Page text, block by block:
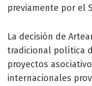
previamente por el
La decisión de
tradicional política
proyectos
internacionales